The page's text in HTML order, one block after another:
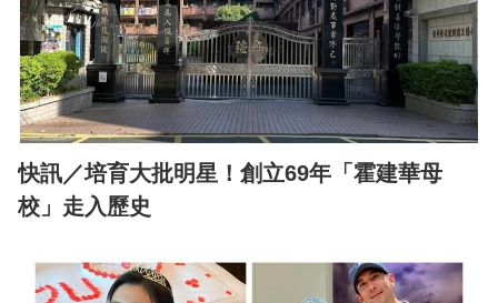
快訊／培育大批明星！創立69年「霍建華母
校」走入歷史